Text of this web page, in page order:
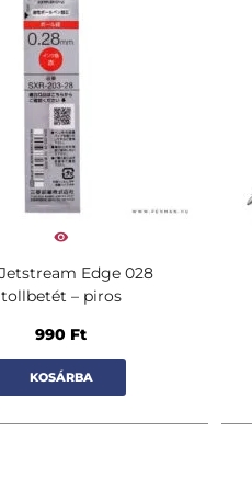
Edge 028
tollbetét – piros
990 Ft
KOSÁRBA